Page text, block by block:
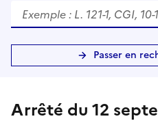
Passer en
Arrêté du 12